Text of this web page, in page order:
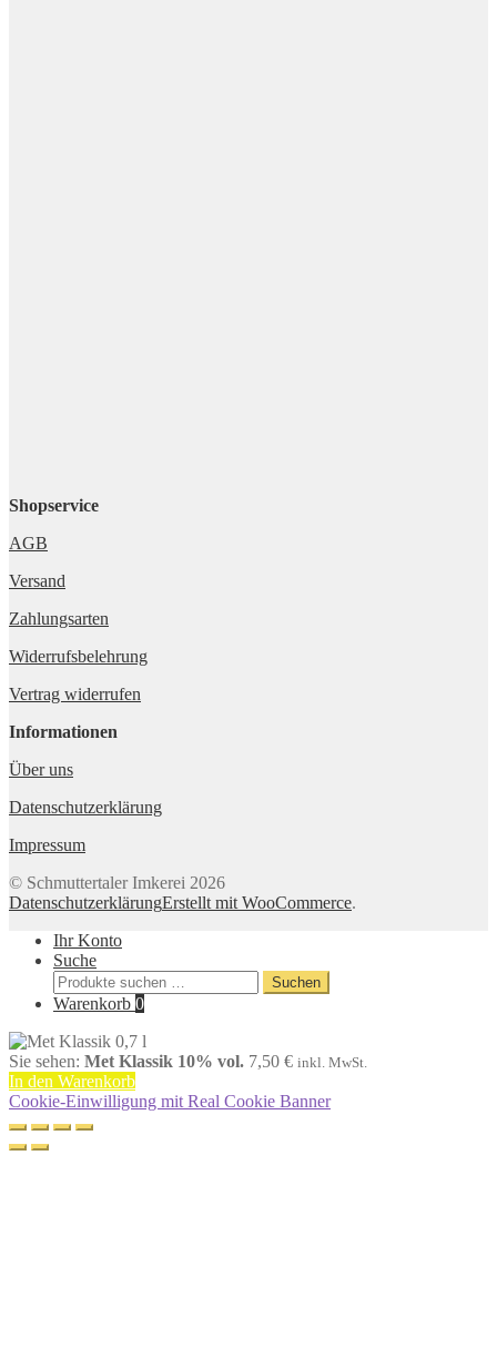
Shopservice
AGB
Versand
Zahlungsarten
Widerrufsbelehrung
Vertrag widerrufen
Informationen
Über uns
Datenschutzerklärung
Impressum
© Schmuttertaler Imkerei 2026
DatenschutzerklärungErstellt mit WooCommerce.
Ihr Konto
Suche
Suche
nach:
Suchen
Warenkorb 0
Sie sehen: Met Klassik 10% vol. 7,50 € inkl. MwSt.
In den Warenkorb
Cookie-Einwilligung mit Real Cookie Banner